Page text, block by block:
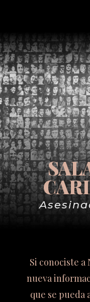
Si conociste a
nueva
que se pueda